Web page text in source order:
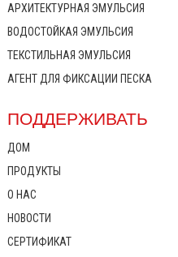
АРХИТЕКТУРНАЯ ЭМУЛЬСИЯ
ВОДОСТОЙКАЯ ЭМУЛЬСИЯ
ТЕКСТИЛЬНАЯ ЭМУЛЬСИЯ
АГЕНТ ДЛЯ ФИКСАЦИИ ПЕСКА
ПОДДЕРЖИВАТЬ
ДОМ
ПРОДУКТЫ
О НАС
НОВОСТИ
СЕРТИФИКАТ